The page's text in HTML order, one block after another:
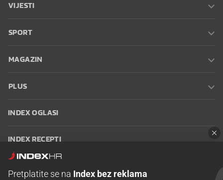
VIJESTI
SPORT
MAGAZIN
PLUS
INDEX OGLASI
INDEX RECEPTI
Pretplatite se na Index bez reklama